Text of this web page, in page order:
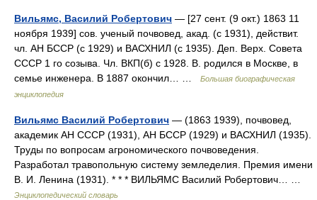
Вильямс, Василий Робертович — [27 сент. (9 окт.) 1863 11
ноября 1939] сов. ученый почвовед, акад. (с 1931), действит.
чл. АН БССР (с 1929) и ВАСХНИЛ (с 1935). Деп. Верх. Совета
СССР 1 го созыва. Чл. ВКП(б) с 1928. В. родился в Москве, в
семье инженера. В 1887 окончил… …
Большая биографическая
энциклопедия
Вильямс Василий Робертович — (1863 1939), почвовед,
академик АН СССР (1931), АН БССР (1929) и ВАСХНИЛ (1935).
Труды по вопросам агрономического почвоведения.
Разработал травопольную систему земледелия. Премия имени
В. И. Ленина (1931). * * * ВИЛЬЯМС Василий Робертович… …
Энциклопедический словарь